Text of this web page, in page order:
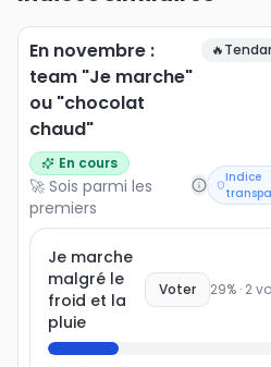
En novembre :
team "Je marche"
ou "chocolat
chaud"
🔥
En cours
🚀 Sois parmi les
premiers
Indice
Je marche
malgré le
froid et la
pluie
Voter 29% · 2